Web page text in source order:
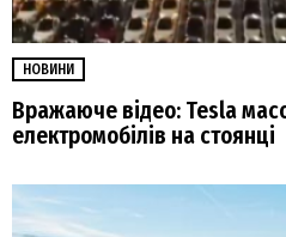
НОВИНИ
Вражаюче відео: Tesla
електромобілів на стоянці